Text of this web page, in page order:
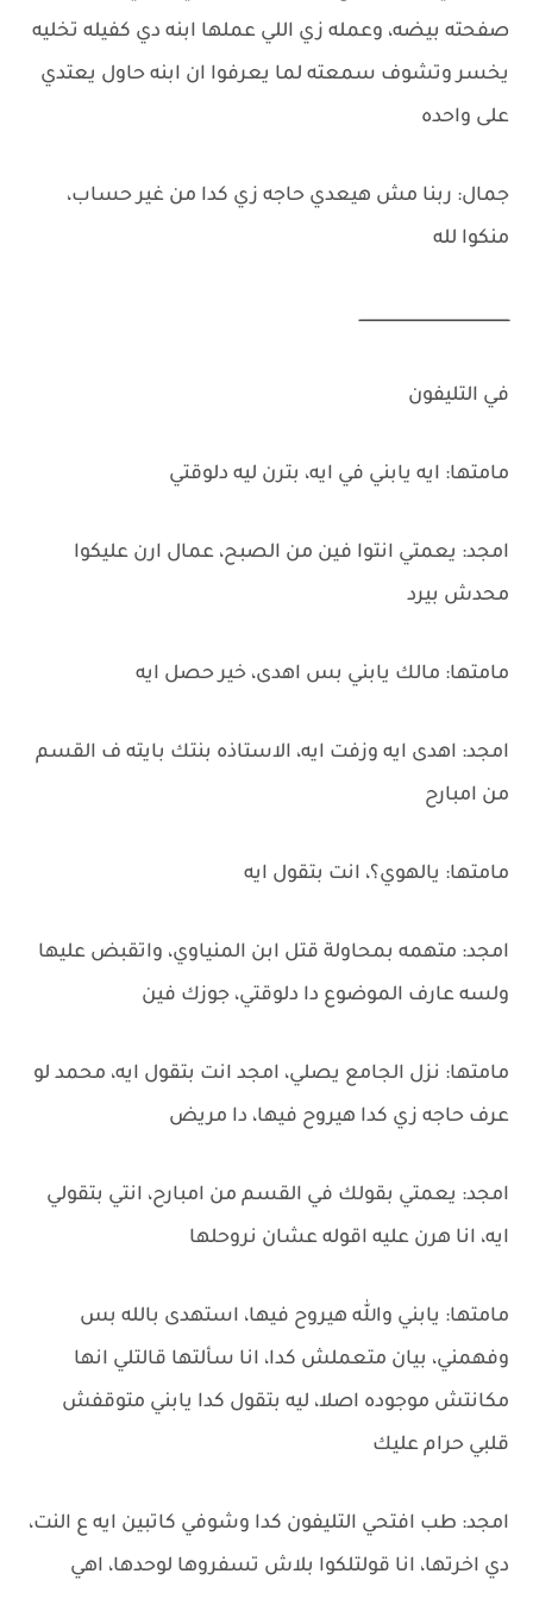
صفحته بيضه، وعمله زي اللي عملها ابنه دي كفيله تخليه
يخسر وتشوف سمعته لما يعرفوا ان ابنه حاول يعتدي
على واحده
جمال: ربنا مش هيعدي حاجه زي كدا من غير حساب،
منكوا لله
ـــــــــــــــــــــــــــــــــــــــــــــــــــــــــــــــ
في التليفون
مامتها: ايه يابني في ايه، بترن ليه دلوقتي
امجد: يعمتي انتوا فين من الصبح، عمال ارن عليكوا
محدش بيرد
مامتها: مالك يابني بس اهدى، خير حصل ايه
امجد: اهدى ايه وزفت ايه، الاستاذه بنتك بايته ف القسم
من امبارح
مامتها: يالهوي؟، انت بتقول ايه
امجد: متهمه بمحاولة قتل ابن المنياوي، واتقبض عليها
ولسه عارف الموضوع دا دلوقتي، جوزك فين
مامتها: نزل الجامع يصلي، امجد انت بتقول ايه، محمد لو
عرف حاجه زي كدا هيروح فيها، دا مريض
امجد: يعمتي بقولك في القسم من امبارح، انتي بتقولي
ايه، انا هرن عليه اقوله عشان نروحلها
مامتها: يابني والله هيروح فيها، استهدى بالله بس
وفهمني، بيان متعملش كدا، انا سألتها قالتلي انها
مكانتش موجوده اصلا، ليه بتقول كدا يابني متوقفش
قلبي حرام عليك
امجد: طب افتحي التليفون كدا وشوفي كاتبين ايه ع النت،
دي اخرتها، انا قولتلكوا بلاش تسفروها لوحدها، اهي